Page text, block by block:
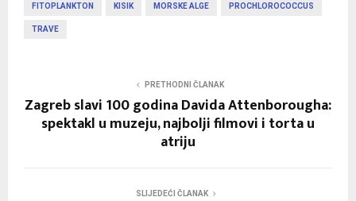
FITOPLANKTON KISIK MORSKE ALGE PROCHLOROCOCCUS
TRAVE
PRETHODNI ČLANAK
Zagreb slavi 100 godina Davida Attenborougha:
spektakl u muzeju, najbolji filmovi i torta u
atriju
SLIJEDEĆI ČLANAK